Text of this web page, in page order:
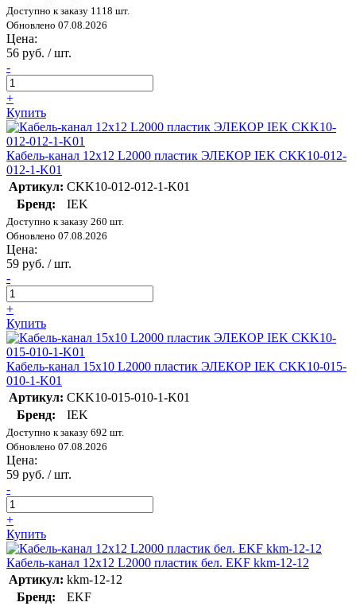
Доступно к заказу 1118 шт.
Обновлено 07.08.2026
Цена:
56 руб. / шт.
-
+
Купить
Кабель-канал 12х12 L2000 пластик ЭЛЕКОР IEK CKK10-012-
012-1-K01
Артикул: CKK10-012-012-1-K01
Бренд:
IEK
Доступно к заказу 260 шт.
Обновлено 07.08.2026
Цена:
59 руб. / шт.
-
+
Купить
Кабель-канал 15х10 L2000 пластик ЭЛЕКОР IEK CKK10-015-
010-1-K01
Артикул: CKK10-015-010-1-K01
Бренд:
IEK
Доступно к заказу 692 шт.
Обновлено 07.08.2026
Цена:
59 руб. / шт.
-
+
Купить
Кабель-канал 12х12 L2000 пластик бел. EKF kkm-12-12
Артикул: kkm-12-12
Бренд:
EKF